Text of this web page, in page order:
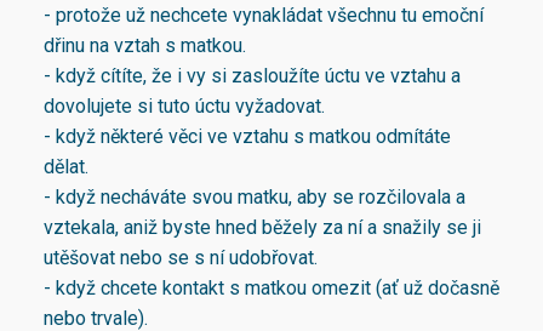
- protože už nechcete vynakládat všechnu tu emoční
dřinu na vztah s matkou.
- když cítíte, že i vy si zasloužíte úctu ve vztahu a
dovolujete si tuto úctu vyžadovat.
- když některé věci ve vztahu s matkou odmítáte
dělat.
- když necháváte svou matku, aby se rozčilovala a
vztekala, aniž byste hned běžely za ní a snažily se ji
utěšovat nebo se s ní udobřovat.
- když chcete kontakt s matkou omezit (ať už dočasně
nebo trvale).